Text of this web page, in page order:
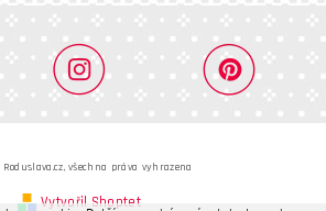
všechna práva vyhrazena
Vytvořil Shoptet